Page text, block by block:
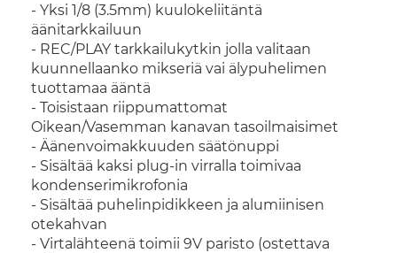
- Yksi 1/8 (3.5mm) kuulokeliitäntä
äänitarkkailuun
- REC/PLAY tarkkailukytkin jolla valitaan
kuunnellaanko mikseriä vai älypuhelimen
tuottamaa ääntä
- Toisistaan riippumattomat
Oikean/Vasemman kanavan tasoilmaisimet
- Äänenvoimakkuuden säätönuppi
- Sisältää kaksi plug-in virralla toimivaa
kondenserimikrofonia
- Sisältää puhelinpidikkeen ja alumiinisen
otekahvan
- Virtalähteenä toimii 9V paristo (ostettava